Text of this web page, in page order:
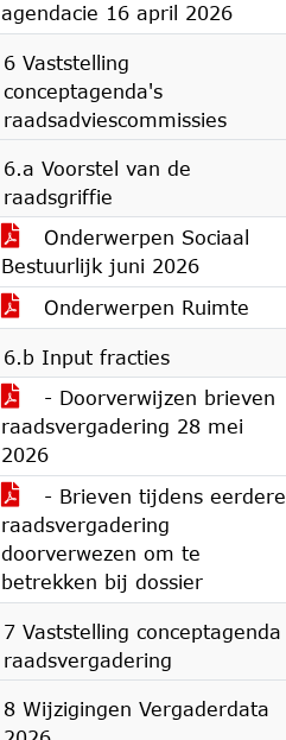
agendacie 16 april 2026
6 Vaststelling
conceptagenda's
raadsadviescommissies
6.a Voorstel van de
raadsgriffie
Onderwerpen Sociaal
Bestuurlijk juni 2026
Onderwerpen Ruimte
6.b Input fracties
- Doorverwijzen brieven
raadsvergadering 28 mei
2026
- Brieven tijdens eerdere
raadsvergadering
doorverwezen om te
betrekken bij dossier
7 Vaststelling conceptagenda
raadsvergadering
8 Wijzigingen Vergaderdata